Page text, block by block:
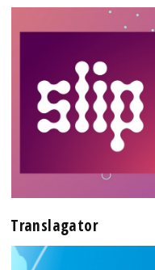
Translagator